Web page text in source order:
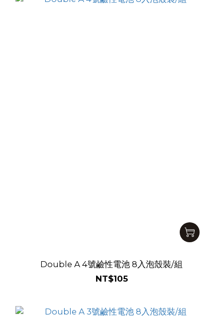
Double A 4號鹼性電池 8入泡殼裝/組
NT$105